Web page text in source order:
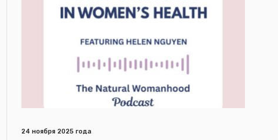
24 ноября 2025 года